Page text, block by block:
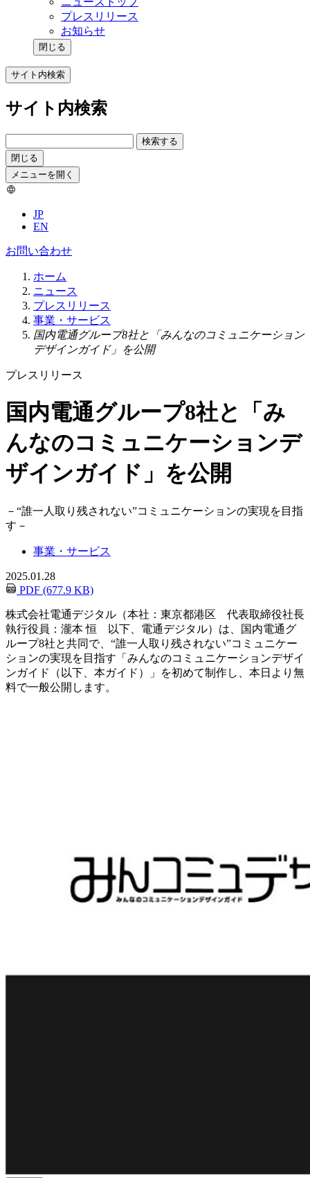
プレスリリース
お知らせ
閉じる
サイト内検索
サイト内検索
検索する
閉じる
メニューを開く
JP
EN
お問い合わせ
ホーム
ニュース
プレスリリース
事業・サービス
国内電通グループ8社と「みんなのコミュニケーション
デザインガイド」を公開
プレスリリース
国内電通グループ8社と「み
んなのコミュニケーションデ
ザインガイド」を公開
－ “誰一人取り残されない”コミュニケーションの実現を目指
す －
事業・サービス
2025.01.28
PDF (677.9 KB)
株式会社電通デジタル（本社：東京都港区 代表取締役社長
執行役員：瀧本 恒 以下、電通デジタル）は、国内電通グ
ループ8社と共同で、“誰一人取り残されない”コミュニケー
ションの実現を目指す「みんなのコミュニケーションデザイ
ンガイド（以下、本ガイド）」を初めて制作し、本日より無
料で一般公開します。